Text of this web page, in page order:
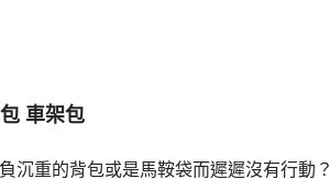
車架包
沉重的背包或是馬鞍袋而遲遲沒有行動？